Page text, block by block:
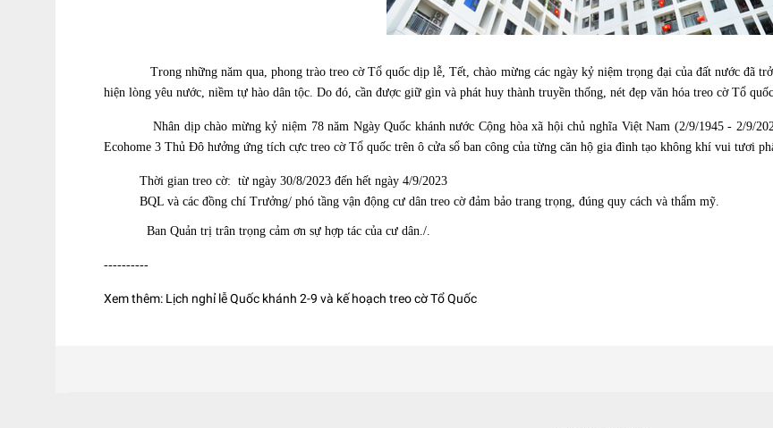
Trong những năm qua, phong trào treo cờ Tổ quốc dịp lễ, Tết, chào mừng các ngày kỷ niệm trọng đại của đất nước đã trở
hiện lòng yêu nước, niềm tự hào dân tộc. Do đó, cần được giữ gìn và phát huy thành truyền thống, nét đẹp văn hóa treo cờ Tổ
Nhân dịp chào mừng kỷ niệm 78 năm Ngày Quốc khánh nước Cộng hòa xã hội chủ nghĩa Việt Nam (2/9/1945 - 2/9/
Ecohome 3 Thủ Đô hưởng ứng tích cực treo cờ Tổ quốc trên ô cửa sổ ban công của từng căn hộ gia đình tạo không khí vui tươi
Thời gian treo cờ: từ ngày 30/8/2023 đến hết ngày 4/9/2023
BQL và các đồng chí Trưởng/ phó tầng vận động cư dân treo cờ đảm bảo trang trọng, đúng quy cách và thẩm mỹ.
Ban Quản trị trân trọng cảm ơn sự hợp tác của cư dân./.
----------
Xem thêm: Lịch nghỉ lễ Quốc khánh 2-9 và kế hoạch treo cờ Tổ Quốc